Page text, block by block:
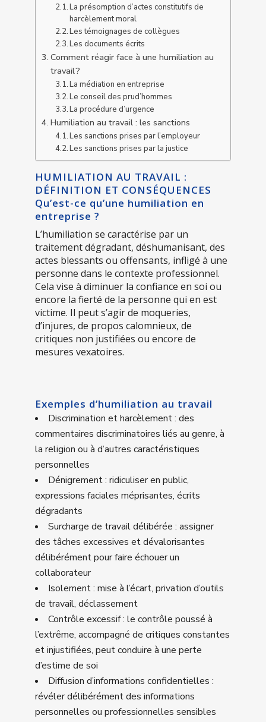
La présomption d’actes constitutifs de
harcèlement moral
Les témoignages de collègues
Les documents écrits
Comment réagir face à une humiliation au
travail ?
La médiation en entreprise
Le conseil des prud’hommes
La procédure d’urgence
Humiliation au travail : les sanctions
Les sanctions prises par l’employeur
Les sanctions prises par la justice
HUMILIATION AU TRAVAIL :
DÉFINITION ET CONSÉQUENCES
Qu’est-ce qu’une humiliation en
entreprise ?
L’humiliation se caractérise par un
traitement dégradant, déshumanisant, des
actes blessants ou offensants, infligé à une
personne dans le contexte professionnel.
Cela vise à diminuer la confiance en soi ou
encore la fierté de la personne qui en est
victime. Il peut s’agir de moqueries,
d’injures, de propos calomnieux, de
critiques non justifiées ou encore de
mesures vexatoires.
Exemples d’humiliation au travail
Discrimination et harcèlement : des
commentaires discriminatoires liés au genre, à
la religion ou à d’autres caractéristiques
personnelles
Dénigrement : ridiculiser en public,
expressions faciales méprisantes, écrits
dégradants
Surcharge de travail délibérée : assigner
des tâches excessives et dévalorisantes
délibérément pour faire échouer un
collaborateur
Isolement : mise à l’écart, privation d’outils
de travail, déclassement
Contrôle excessif : le contrôle poussé à
l’extrême, accompagné de critiques constantes
et injustifiées, peut conduire à une perte
d’estime de soi
Diffusion d’informations confidentielles :
révéler délibérément des informations
personnelles ou professionnelles sensibles